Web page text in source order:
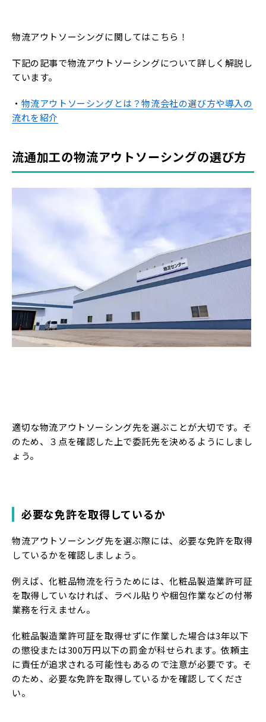
物流アウトソーシングに関してはこちら！
下記の記事で物流アウトソーシングについて詳しく解説し
ています。
・ 物流アウトソーシングとは？物流会社の選び方や導入の
流れを紹介
流通加工の物流アウトソーシングの選び方
適切な物流アウトソーシング先を選ぶことが大切です。そ
のため、３点を確認した上で委託先を決めるようにしまし
ょう。
必要な免許を取得しているか
物流アウトソーシング先を選ぶ際には、必要な免許を取得
しているかを確認しましょう。
例えば、化粧品物流を行うためには、化粧品製造業許可証
を取得していなければ、ラベル貼りや梱包作業などの付帯
業務を行えません。
化粧品製造業許可証を取得せずに作業した場合は3年以下
の懲役または300万円以下の罰金が科せられます。依頼主
に責任が追求される可能性もあるので注意が必要です。そ
のため、必要な免許を取得しているかを確認してくださ
い。